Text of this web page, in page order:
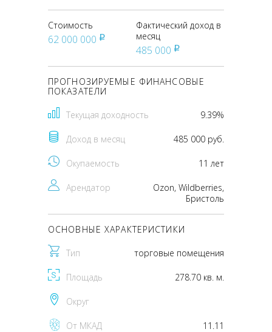
Стоимость
62 000 000 pуб
Фактический доход в
месяц
485 000 pуб
ПРОГНОЗИРУЕМЫЕ ФИНАНСОВЫЕ
ПОКАЗАТЕЛИ
Текущая доходность 9.39%
Доход в месяц 485 000 руб.
Окупаемость 11 лет
Арендатор
Ozon, Wildberries,
Бристоль
ОСНОВНЫЕ ХАРАКТЕРИСТИКИ
Тип торговые помещения
Площадь 278.70 кв. м.
Округ
От МКАД 11.11